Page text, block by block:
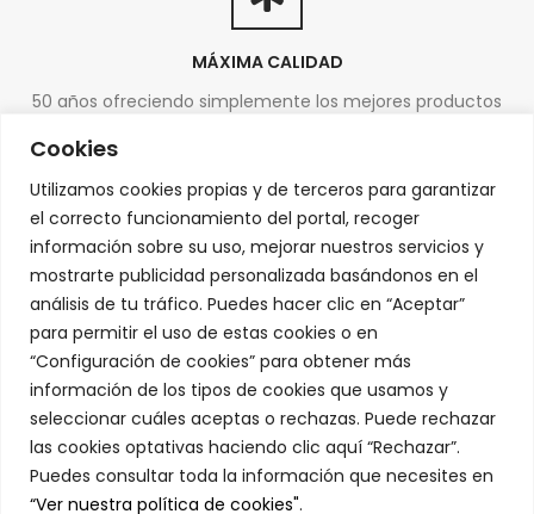
Cookies
Utilizamos cookies propias y de terceros para garantizar
el correcto funcionamiento del portal, recoger
información sobre su uso, mejorar nuestros servicios y
mostrarte publicidad personalizada basándonos en el
análisis de tu tráfico. Puedes hacer clic en “Aceptar”
para permitir el uso de estas cookies o en
“Configuración de cookies” para obtener más
información de los tipos de cookies que usamos y
seleccionar cuáles aceptas o rechazas. Puede rechazar
las cookies optativas haciendo clic aquí “Rechazar”.
Puedes consultar toda la información que necesites en
“Ver nuestra política de cookies".
MÁXIMA CALIDAD
50 años ofreciendo simplemente los mejores productos
SERVICIO 24/48h
Envío en frío hasta la puerta de tu casa
PRODUCTOS FRESCOS